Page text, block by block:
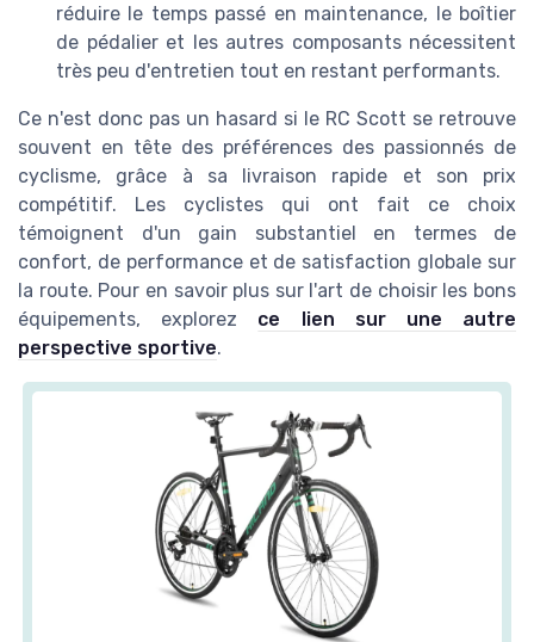
réduire le temps passé en maintenance, le boîtier
de pédalier et les autres composants nécessitent
très peu d'entretien tout en restant performants.
Ce n'est donc pas un hasard si le RC Scott se retrouve
souvent en tête des préférences des passionnés de
cyclisme, grâce à sa livraison rapide et son prix
compétitif. Les cyclistes qui ont fait ce choix
témoignent d'un gain substantiel en termes de
confort, de performance et de satisfaction globale sur
la route. Pour en savoir plus sur l'art de choisir les bons
équipements, explorez ce lien sur une autre
perspective sportive.